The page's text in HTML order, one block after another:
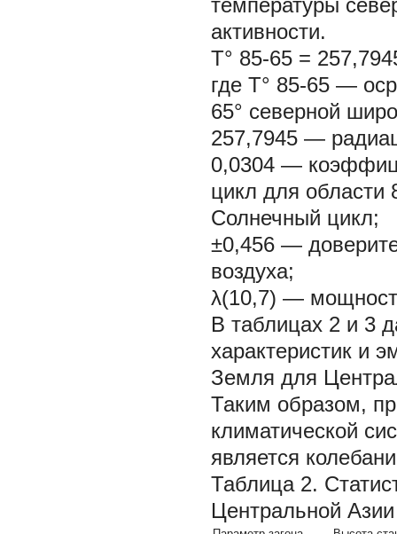
температуры
активности.
Т° 85-65 =
где Т° 85-65 —
65° северной
257,7945 —
0,0304 —
цикл для области
Солнечный цикл;
±0,456 —
воздуха;
λ(10,7) —
В таблицах 2 и 3
характеристик и
Земля для
Таким образом,
климатической
является
Таблица 2.
Центральной Азии